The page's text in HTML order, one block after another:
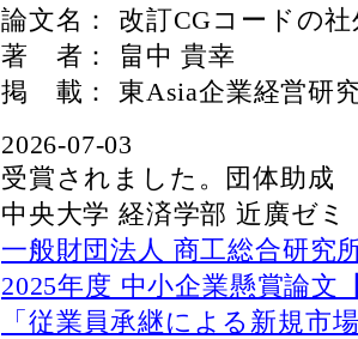
論文名： 改訂CGコードの
著 者： 畠中 貴幸
掲 載： 東Asia企業経営研
2026-07-03
受賞されました。団体助成
中央大学 経済学部 近廣ゼミ
一般財団法人 商工総合研究
2025年度 中小企業懸賞論文
「従業員承継による新規